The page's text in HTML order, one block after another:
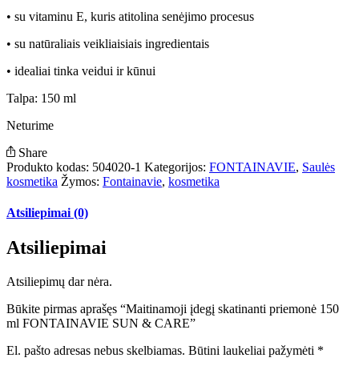
• su vitaminu E, kuris atitolina senėjimo procesus
• su natūraliais veikliaisiais ingredientais
• idealiai tinka veidui ir kūnui
Talpa: 150 ml
Neturime
Share
Produkto kodas: 504020-1 Kategorijos: FONTAINAVIE, Saulės
kosmetika Žymos: Fontainavie, kosmetika
Atsiliepimai (0)
Atsiliepimai
Atsiliepimų dar nėra.
Būkite pirmas aprašęs “Maitinamoji įdegį skatinanti priemonė 150
ml FONTAINAVIE SUN & CARE”
El. pašto adresas nebus skelbiamas. Būtini laukeliai pažymėti *